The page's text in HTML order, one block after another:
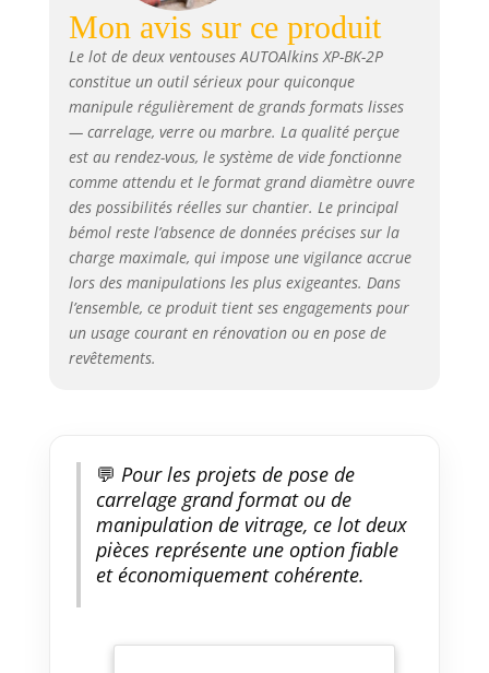
Mon avis sur ce produit
Le lot de deux ventouses AUTOAlkins XP-BK-2P
constitue un outil sérieux pour quiconque
manipule régulièrement de grands formats lisses
— carrelage, verre ou marbre. La qualité perçue
est au rendez-vous, le système de vide fonctionne
comme attendu et le format grand diamètre ouvre
des possibilités réelles sur chantier. Le principal
bémol reste l’absence de données précises sur la
charge maximale, qui impose une vigilance accrue
lors des manipulations les plus exigeantes. Dans
l’ensemble, ce produit tient ses engagements pour
un usage courant en rénovation ou en pose de
revêtements.
💬 Pour les projets de pose de
carrelage grand format ou de
manipulation de vitrage, ce lot deux
pièces représente une option fiable
et économiquement cohérente.